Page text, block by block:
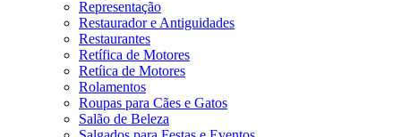
Representação
Restaurador e Antiguidades
Restaurantes
Retífica de Motores
Retíica de Motores
Rolamentos
Roupas para Cães e Gatos
Salão de Beleza